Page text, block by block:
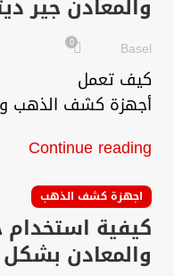
والمعادن جير
Basel
0
كيف تعمل
أجهزة كشف الذهب
Continue reading
اجهزة كشف الذهب
كيفية
والمعادن